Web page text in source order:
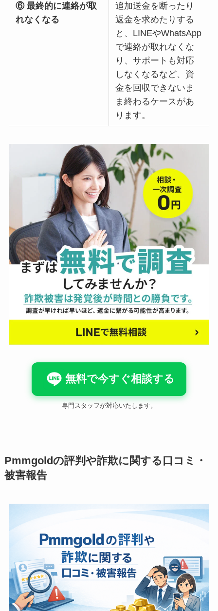
⑥ 最終的に連絡が取
れなくなる
追加送金を断ったり
返金を求めたりする
と、LINEやWhatsApp
で連絡が取れなくな
り、サポートも対応
しなくなるなど、資
金を回収できないま
ま終わるケースがあ
ります。
無料で今すぐ相談する
専門スタッフが対応いたします。
Pmmgoldの評判や詐欺に関する口コミ・
被害報告